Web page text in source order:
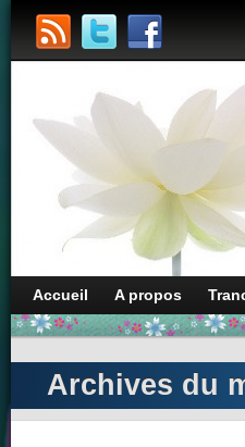
Accueil A propos
Archives du